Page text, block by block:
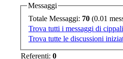
Messaggi
Totale Messaggi: 70 (0.01
Trova tutti i messaggi di
Trova tutte le discussioni
Referenti: 0